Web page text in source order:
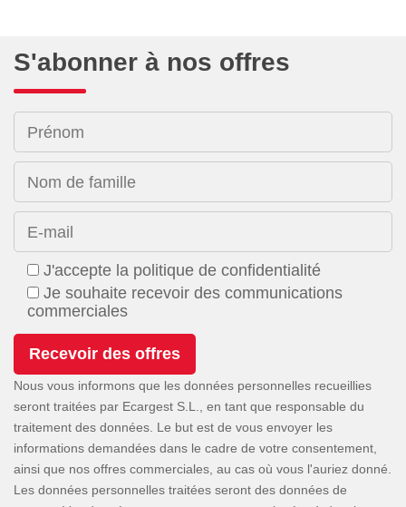
S'abonner à nos offres
Prénom
Nom de famille
E-mail
J'accepte la politique de confidentialité
Je souhaite recevoir des communications
commerciales
Nous vous informons que les données personnelles recueillies
seront traitées par Ecargest S.L., en tant que responsable du
traitement des données. Le but est de vous envoyer les
informations demandées dans le cadre de votre consentement,
ainsi que nos offres commerciales, au cas où vous l'auriez donné.
Les données personnelles traitées seront des données de